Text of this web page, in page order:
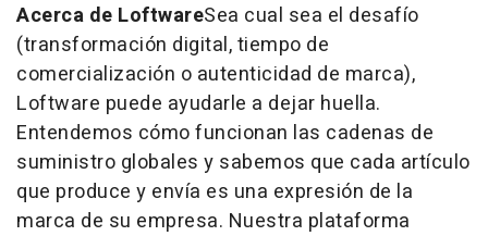
Acerca de LoftwareSea cual sea el desafío
(transformación digital, tiempo de
comercialización o autenticidad de marca),
Loftware puede ayudarle a dejar huella.
Entendemos cómo funcionan las cadenas de
suministro globales y sabemos que cada artículo
que produce y envía es una expresión de la
marca de su empresa. Nuestra plataforma